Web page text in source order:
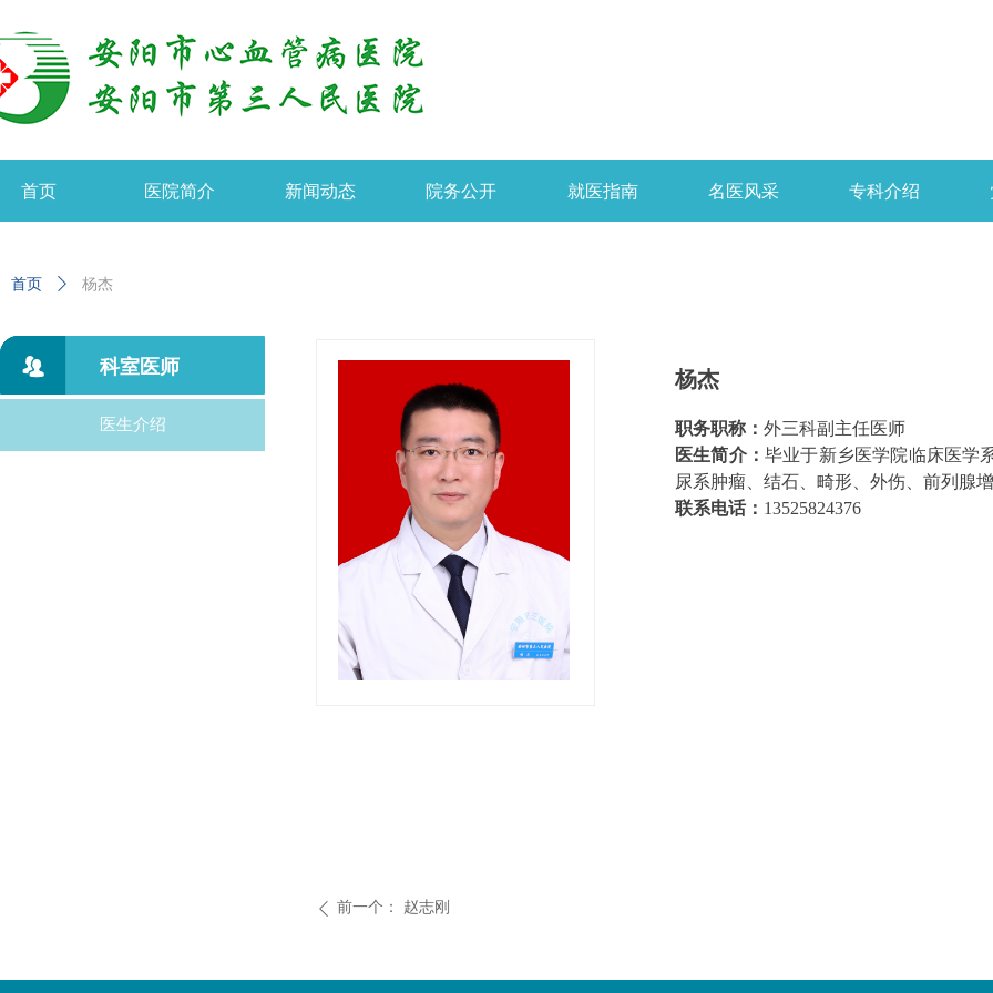
首页 医院简介 新闻动态 院务公开 就医指南 名医风采 专科介绍
首页 ꄲ 杨杰
医生介绍
杨杰
职务职称： 外三科副主任医师
医生简介： 毕业于新乡医学院临床医学
尿系肿瘤、结石、畸形、外伤、前列腺
联系电话： 13525824376
ꄴ 前一个： 赵志刚
科室医师
뀡